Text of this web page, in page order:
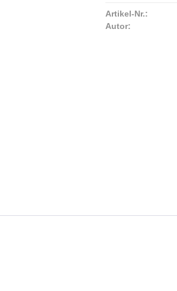
Artikel-Nr.:
Autor: